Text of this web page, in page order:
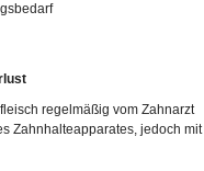
regelmäßig vom Zahnarzt
Zahnhalteapparates, jedoch mit